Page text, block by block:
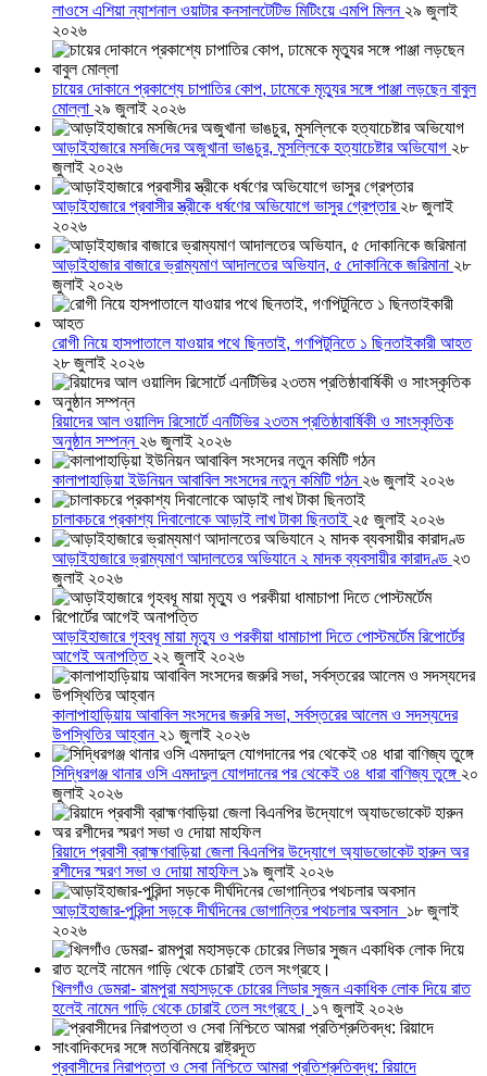
লাওসে এশিয়া ন্যাশনাল ওয়াটার কনসালটেটিভ মিটিংয়ে এমপি মিলন ২৯ জুলাই
২০২৬
চায়ের দোকানে প্রকাশ্যে চাপাতির কোপ, ঢামেকে মৃত্যুর সঙ্গে পাঞ্জা লড়ছেন বাবুল
মোল্লা ২৯ জুলাই ২০২৬
আড়াইহাজারে মস‌জি‌দের অজুখানা ভাঙচুর, মুসল্লিকে হত্যাচেষ্টার অভিযোগ ২৮
জুলাই ২০২৬
আড়াইহাজারে প্রবাসীর স্ত্রীকে ধর্ষণের অভিযোগে ভাসুর গ্রেপ্তার ২৮ জুলাই
২০২৬
আড়াইহাজার বাজারে ভ্রাম্যমাণ আদালতের অভিযান, ৫ দোকানিকে জরিমানা ২৮
জুলাই ২০২৬
রোগী নিয়ে হাসপাতালে যাওয়ার পথে ছিনতাই, গণপিটুনিতে ১ ছিনতাইকারী আহত
২৮ জুলাই ২০২৬
রিয়াদের আল ওয়ালিদ রিসোর্টে এনটিভির ২৩তম প্রতিষ্ঠাবার্ষিকী ও সাংস্কৃতিক
অনুষ্ঠান সম্পন্ন ২৬ জুলাই ২০২৬
কালাপাহাড়িয়া ইউনিয়ন আবাবিল সংসদের নতুন কমিটি গঠন ২৬ জুলাই ২০২৬
চালাকচরে প্রকাশ্য দিবালোকে আড়াই লাখ টাকা ছিনতাই ২৫ জুলাই ২০২৬
আড়াইহাজারে ভ্রাম্যমাণ আদালতের অভিযানে ২ মাদক ব্যবসায়ীর কারাদণ্ড ২৩
জুলাই ২০২৬
আড়াইহাজারে গৃহবধূ মায়া মৃত্যু ও পরকীয়া ধামাচাপা দিতে পোস্টমর্টেম রিপোর্টের
আগেই অনাপত্তি ২২ জুলাই ২০২৬
কালাপাহাড়িয়ায় আবাবিল সংসদের জরুরি সভা, সর্বস্তরের আলেম ও সদস্যদের
উপস্থিতির আহ্বান ২১ জুলাই ২০২৬
সিদ্ধিরগঞ্জ থানার ওসি এমদাদুল যোগদানের পর থেকেই ৩৪ ধারা বাণিজ্য তুঙ্গে ২০
জুলাই ২০২৬
রিয়াদে প্রবাসী ব্রাহ্মণবাড়িয়া জেলা বিএনপির উদ্যোগে অ্যাডভোকেট হারুন অর
রশীদের স্মরণ সভা ও দোয়া মাহফিল ১৯ জুলাই ২০২৬
আড়াইহাজার-পুরিন্দা সড়কে দীর্ঘদিনের ভোগান্তির পথচলার অবসান ১৮ জুলাই
২০২৬
খিলগাঁও ডেমরা- রামপুরা মহাসড়কে চোরের লিডার সুজন একাধিক লোক দিয়ে রাত
হলেই নামেন গাড়ি থেকে চোরাই তেল সংগ্রহে। ১৭ জুলাই ২০২৬
প্রবাসীদের নিরাপত্তা ও সেবা নিশ্চিতে আমরা প্রতিশ্রুতিবদ্ধ: রিয়াদে